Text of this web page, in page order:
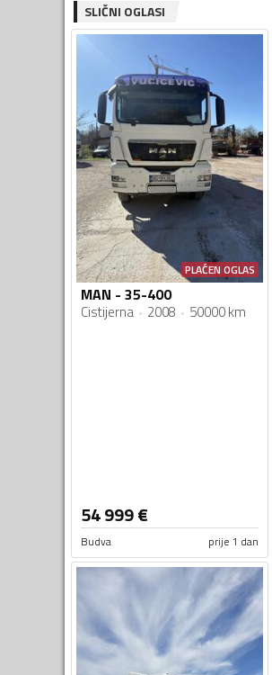
SLIČNI OGLASI
PLAĆEN OGLAS
MAN - 35-400
Cistijerna 2008 50000 km
54 999€
Budva prije 1 dan